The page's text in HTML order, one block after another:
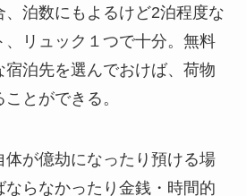
、泊数にもよるけど2泊程度な
、リュック１つで十分。無料
宿泊先を選んでおけば、荷物
とができる。
が億劫になったり預ける場
ならなかったり金銭・時間的